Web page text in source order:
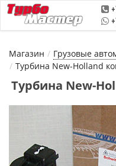
Магазин Грузовые
Турбина New-Holland
Турбина New-